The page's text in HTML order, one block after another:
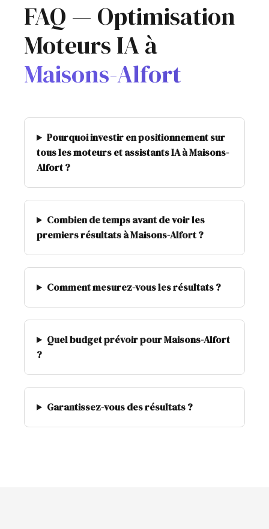
FAQ — Optimisation
Moteurs IA à
Maisons-Alfort
Pourquoi investir en positionnement sur
tous les moteurs et assistants IA à Maisons-
Alfort ?
Combien de temps avant de voir les
premiers résultats à Maisons-Alfort ?
Comment mesurez-vous les résultats ?
Quel budget prévoir pour Maisons-Alfort
?
Garantissez-vous des résultats ?